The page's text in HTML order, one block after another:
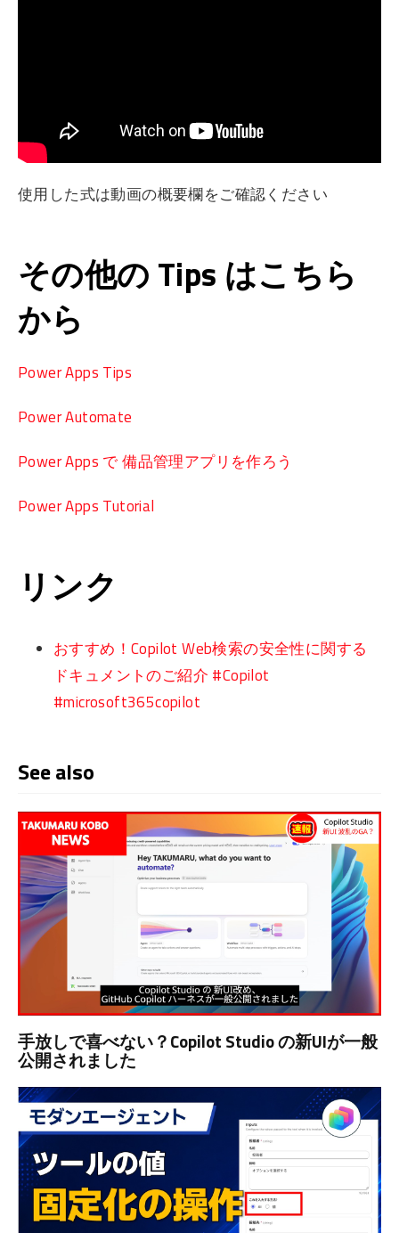
使用した式は動画の概要欄をご確認ください
その他の Tips はこちら
から
Power Apps Tips
Power Automate
Power Apps で 備品管理アプリを作ろう
Power Apps Tutorial
リンク
おすすめ！Copilot Web検索の安全性に関する
ドキュメントのご紹介 #Copilot
#microsoft365copilot
See also
手放しで喜べない？Copilot Studio の新UIが一般
公開されました